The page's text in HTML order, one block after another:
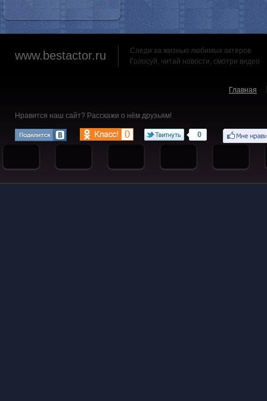
www.bestactor.ru
Следи за жизнью любимых актеров
Голосуй, читай новости, смотри видео
Главная
Нравится наш сайт? Расскажи о нём друзьям!